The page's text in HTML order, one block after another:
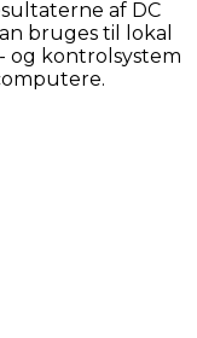
af DC
bruges til lokal
og kontrolsystem